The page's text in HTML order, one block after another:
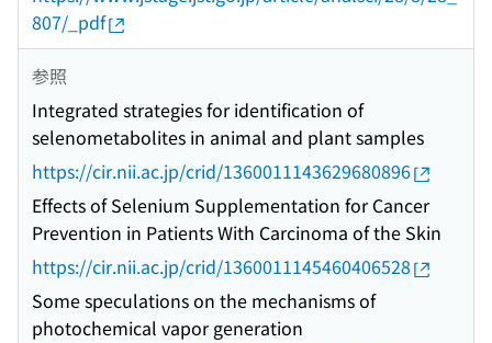
807/_pdf
参照
Integrated strategies for identification of
selenometabolites in animal and plant samples
https://cir.nii.ac.jp/crid/1360011143629680896
Effects of Selenium Supplementation for Cancer
Prevention in Patients With Carcinoma of the Skin
https://cir.nii.ac.jp/crid/1360011145460406528
Some speculations on the mechanisms of
photochemical vapor generation